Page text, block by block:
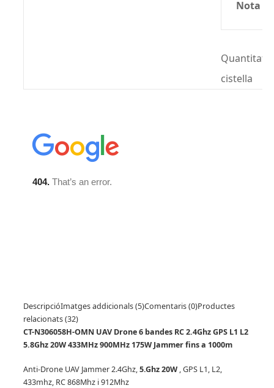
Nota
Quantitat:
cistella
DescripcióImatges addicionals (5)Comentaris (0)Productes
relacionats (32)
CT-N306058H-OMN UAV Drone 6 bandes RC 2.4Ghz GPS L1 L2
5.8Ghz 20W 433MHz 900MHz 175W Jammer fins a 1000m
Anti-Drone UAV Jammer 2.4Ghz,5.Ghz 20W, GPS L1, L2,
433mhz, RC 868Mhz i 912Mhz